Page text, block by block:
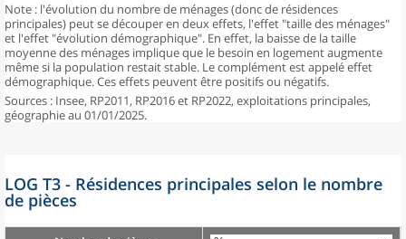
Note : l'évolution du nombre de ménages (donc de résidences
principales) peut se découper en deux effets, l'effet "taille des ménages"
et l'effet "évolution démographique". En effet, la baisse de la taille
moyenne des ménages implique que le besoin en logement augmente
même si la population restait stable. Le complément est appelé effet
démographique. Ces effets peuvent être positifs ou négatifs.
Sources : Insee, RP2011, RP2016 et RP2022, exploitations principales,
géographie au 01/01/2025.
LOG T3 - Résidences principales selon le nombre
de pièces